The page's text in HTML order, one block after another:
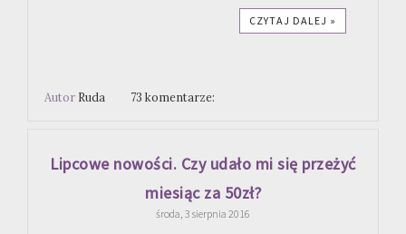
CZYTAJ DALEJ »
Autor Ruda 73 komentarze:
Lipcowe nowości. Czy udało mi się przeżyć
miesiąc za 50zł?
środa, 3 sierpnia 2016